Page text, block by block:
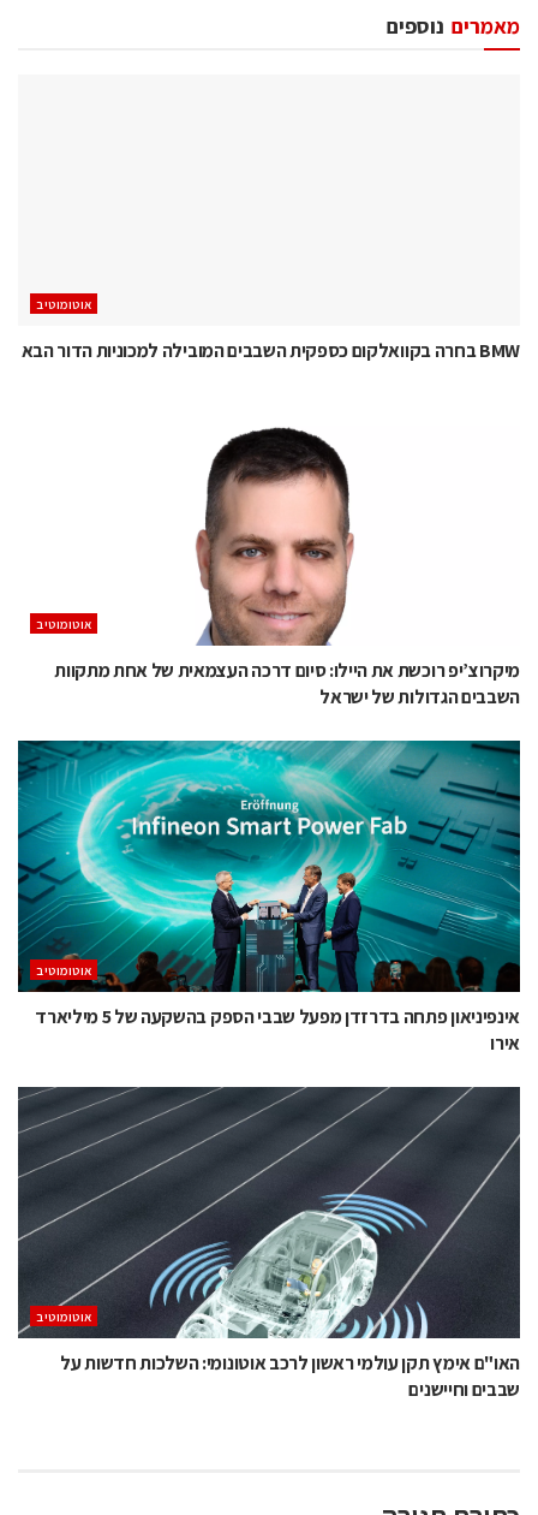
נוספים מאמרים
אוטומוטיב
BMW בחרה בקוואלקום כספקית השבבים המובילה למכוניות הדור הבא
אוטומוטיב
מיקרוצ’יפ רוכשת את היילו: סיום דרכה העצמאית של אחת מתקוות
השבבים הגדולות של ישראל
אוטומוטיב
אינפיניאון פתחה בדרזדן מפעל שבבי הספק בהשקעה של 5 מיליארד
אירו
אוטומוטיב
האו"ם אימץ תקן עולמי ראשון לרכב אוטונומי: השלכות חדשות על
שבבים וחיישנים